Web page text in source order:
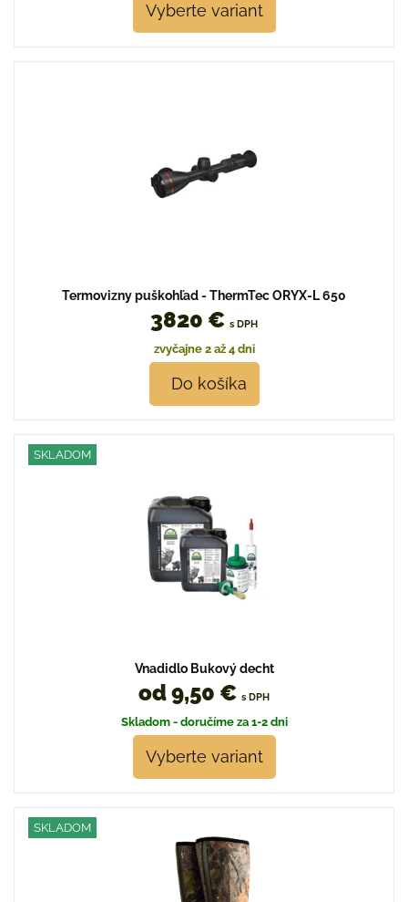
Vyberte variant
Termovizny puškohľad - ThermTec ORYX-L 650
3820 € s DPH
zvyčajne 2 až 4 dni
Do košíka
SKLADOM
Vnadidlo Bukový decht
od 9,50 € s DPH
Skladom - doručíme za 1-2 dni
Vyberte variant
SKLADOM